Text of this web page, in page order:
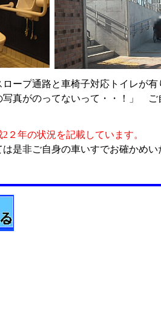
ープ通路と車椅子対応トイレが
真がのってないって・・！」
２年の状況を記載しています。
是非ご自身の車いすでお確かめ